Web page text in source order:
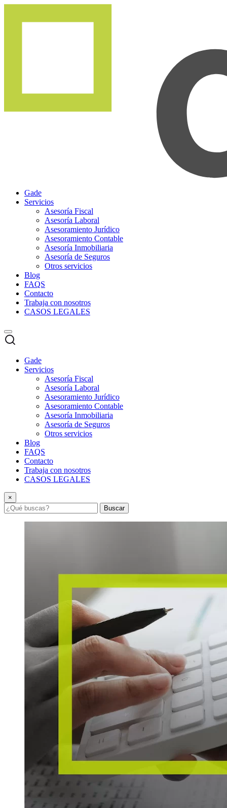
Gade
Servicios
Asesoría Fiscal
Asesoría Laboral
Asesoramiento Jurídico
Asesoramiento Contable
Asesoría Inmobiliaria
Asesoría de Seguros
Otros servicios
Blog
FAQS
Contacto
Trabaja con nosotros
CASOS LEGALES
Gade
Servicios
Asesoría Fiscal
Asesoría Laboral
Asesoramiento Jurídico
Asesoramiento Contable
Asesoría Inmobiliaria
Asesoría de Seguros
Otros servicios
Blog
FAQS
Contacto
Trabaja con nosotros
CASOS LEGALES
×
Buscar